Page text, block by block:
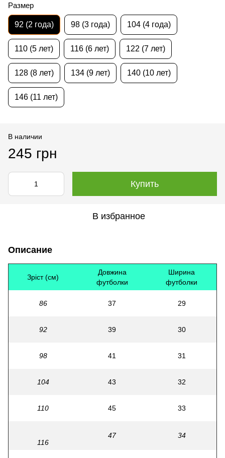
Размер
92 (2 года) 98 (3 года) 104 (4 года)
110 (5 лет) 116 (6 лет) 122 (7 лет)
128 (8 лет) 134 (9 лет) 140 (10 лет)
146 (11 лет)
В наличии
245 грн
Купить
В избранное
Описание
Зріст (см)
Довжина
футболки
Ширина
футболки
86 37 29
92 39 30
98 41 31
104 43 32
110 45 33
116
47 34